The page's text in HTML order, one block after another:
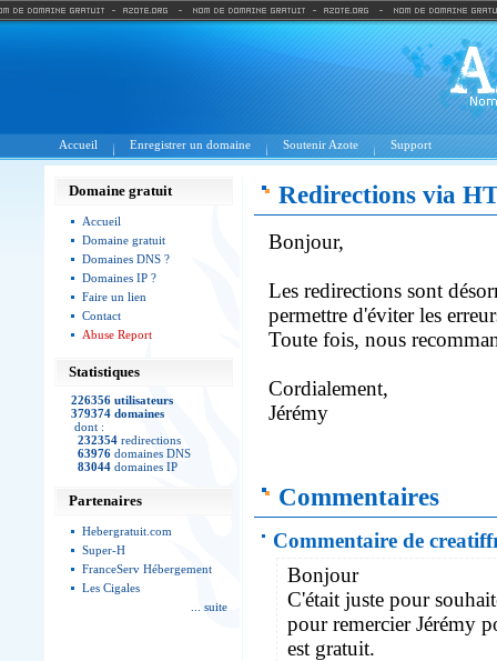
Accueil Enregistrer un domaine Soutenir Azote Support
Domaine gratuit
Accueil
Domaine gratuit
Domaines DNS ?
Domaines IP ?
Faire un lien
Contact
Abuse Report
Statistiques
226356 utilisateurs
379374 domaines
dont :
232354 redirections
63976 domaines DNS
83044 domaines IP
Partenaires
Hebergratuit.com
Super-H
FranceServ Hébergement
Les Cigales
... suite
Redirections via
Bonjour,
Les redirections sont
permettre d'éviter les
Toute fois, nous
Cordialement,
Jérémy
Commentaires
Commentaire de
Bonjour
C'était juste pour
pour remercier Jérémy
est gratuit.